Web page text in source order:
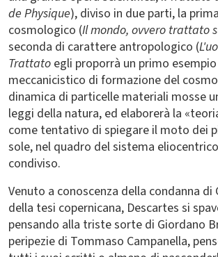
de Physique), diviso in due parti, la
cosmologico (Il mondo, ovvero trattato
seconda di carattere antropologico (
Trattato egli proporrà un primo
meccanicistico di formazione del
dinamica di particelle materiali mosse
leggi della natura, ed elaborerà la
come tentativo di spiegare il moto dei
sole, nel quadro del sistema
condiviso.
Venuto a conoscenza della condanna
della tesi copernicana, Descartes si
pensando alla triste sorte di Giordano
peripezie di Tommaso Campanella,